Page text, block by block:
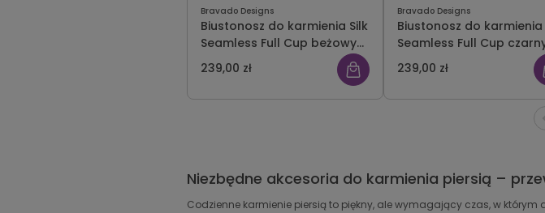
Bravado Designs
Biustonosz do karmienia Silk
Seamless Full Cup beżowy
Bravado
239,00 zł
Bravado Designs
Biustonosz do karmienia
Seamless Full Cup
Bravado
239,00 zł
Niezbędne akcesoria do karmienia piersią –
Codzienne karmienie piersią to piękny, ale wymagający czas, w